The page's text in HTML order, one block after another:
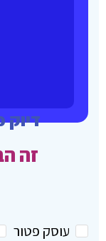
דיוק
זה
אצלנו
עוסק פטור